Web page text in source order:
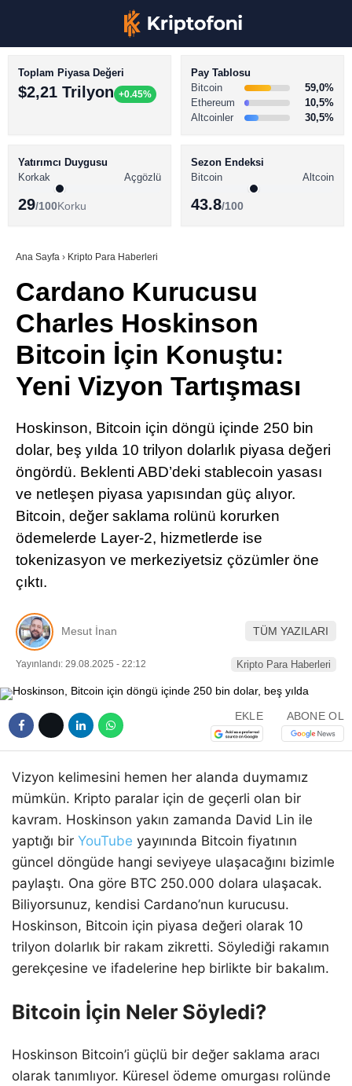
Youtube
TikTok
Pinterest
Telegram
BİTCOİN HABERLERİ
ALTCOİN HABERLERİ
SÖZLÜK
Toplam Piyasa Değeri
$2,21 Trilyon +0.45%
Pay Tablosu
Bitcoin
59,0%
Ethereum
10,5%
Altcoinler
30,5%
Yatırımcı Duygusu
Korkak
Açgözlü
29/100Korku
Sezon Endeksi
Bitcoin
Altcoin
43.8/100
Ana Sayfa › Kripto Para Haberleri
Cardano Kurucusu
Charles Hoskinson
Bitcoin İçin Konuştu:
Yeni Vizyon Tartışması
Hoskinson, Bitcoin için döngü içinde 250 bin
dolar, beş yılda 10 trilyon dolarlık piyasa değeri
öngördü. Beklenti ABD’deki stablecoin yasası
ve netleşen piyasa yapısından güç alıyor.
Bitcoin, değer saklama rolünü korurken
ödemelerde Layer-2, hizmetlerde ise
tokenizasyon ve merkeziyetsiz çözümler öne
çıktı.
Mesut İnan TÜM YAZILARI
Yayınlandı: 29.08.2025 - 22:12 Kripto Para Haberleri
EKLE ABONE OL
Vizyon kelimesini hemen her alanda duymamız
mümkün. Kripto paralar için de geçerli olan bir
kavram. Hoskinson yakın zamanda David Lin ile
yaptığı bir YouTube yayınında Bitcoin fiyatının
güncel döngüde hangi seviyeye ulaşacağını bizimle
paylaştı. Ona göre BTC 250.000 dolara ulaşacak.
Biliyorsunuz, kendisi Cardano’nun kurucusu.
Hoskinson, Bitcoin için piyasa değeri olarak 10
trilyon dolarlık bir rakam zikretti. Söylediği rakamın
gerekçesine ve ifadelerine hep birlikte bir bakalım.
Bitcoin İçin Neler Söyledi?
Hoskinson Bitcoin’i güçlü bir değer saklama aracı
olarak tanımlıyor. Küresel ödeme omurgası rolünde